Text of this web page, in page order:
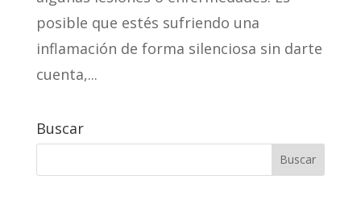
posible que estés sufriendo una
inflamación de forma silenciosa sin darte
cuenta,...
Buscar